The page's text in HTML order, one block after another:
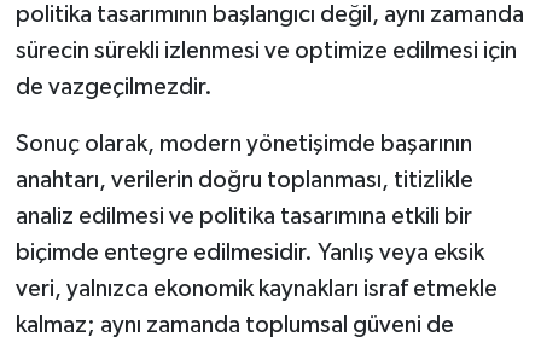
politika tasarımının başlangıcı değil, aynı zamanda
sürecin sürekli izlenmesi ve optimize edilmesi için
de vazgeçilmezdir.
Sonuç olarak, modern yönetişimde başarının
anahtarı, verilerin doğru toplanması, titizlikle
analiz edilmesi ve politika tasarımına etkili bir
biçimde entegre edilmesidir. Yanlış veya eksik
veri, yalnızca ekonomik kaynakları israf etmekle
kalmaz; aynı zamanda toplumsal güveni de